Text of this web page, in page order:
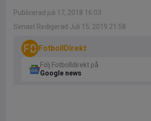
Publicerad juli 17, 2018 16:03
Senast Redigerad Juli 15, 2019 21:58
FotbollDirekt
Följ Fotbolldirekt på
Google news